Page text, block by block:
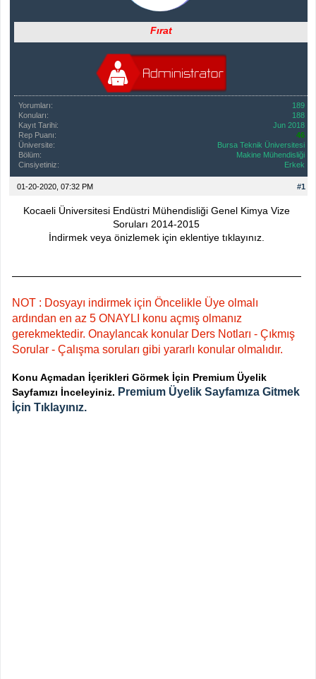
Fırat
Yorumları:
189
Konuları:
188
Kayıt Tarihi:
Jun 2018
Rep Puanı:
46
Üniversite:
Bursa Teknik Üniversitesi
Bölüm:
Makine Mühendisliği
Cinsiyetiniz:
Erkek
#1
01-20-2020, 07:32 PM
Kocaeli Üniversitesi Endüstri Mühendisliği Genel Kimya Vize
Soruları 2014-2015
İndirmek veya önizlemek için eklentiye tıklayınız.
NOT : Dosyayı indirmek için Öncelikle Üye olmalı
ardından en az 5 ONAYLI konu açmış olmanız
gerekmektedir. Onaylancak konular Ders Notları - Çıkmış
Sorular - Çalışma soruları gibi yararlı konular olmalıdır.
Konu Açmadan İçerikleri Görmek İçin Premium Üyelik
Sayfamızı İnceleyiniz. Premium Üyelik Sayfamıza Gitmek
İçin Tıklayınız.